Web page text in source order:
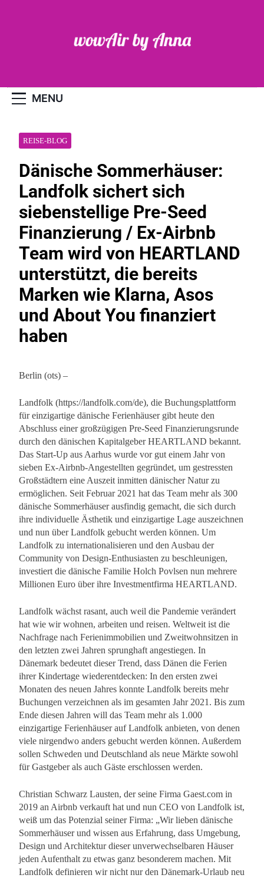
MENU
REISE-BLOG
Dänische Sommerhäuser:
Landfolk sichert sich
siebenstellige Pre-Seed
Finanzierung / Ex-Airbnb
Team wird von HEARTLAND
unterstützt, die bereits
Marken wie Klarna, Asos
und About You finanziert
haben
Berlin (ots) –
Landfolk (https://landfolk.com/de), die Buchungsplattform
für einzigartige dänische Ferienhäuser gibt heute den
Abschluss einer großzügigen Pre-Seed Finanzierungsrunde
durch den dänischen Kapitalgeber HEARTLAND bekannt.
Das Start-Up aus Aarhus wurde vor gut einem Jahr von
sieben Ex-Airbnb-Angestellten gegründet, um gestressten
Großstädtern eine Auszeit inmitten dänischer Natur zu
ermöglichen. Seit Februar 2021 hat das Team mehr als 300
dänische Sommerhäuser ausfindig gemacht, die sich durch
ihre individuelle Ästhetik und einzigartige Lage auszeichnen
und nun über Landfolk gebucht werden können. Um
Landfolk zu internationalisieren und den Ausbau der
Community von Design-Enthusiasten zu beschleunigen,
investiert die dänische Familie Holch Povlsen nun mehrere
Millionen Euro über ihre Investmentfirma HEARTLAND.
Landfolk wächst rasant, auch weil die Pandemie verändert
hat wie wir wohnen, arbeiten und reisen. Weltweit ist die
Nachfrage nach Ferienimmobilien und Zweitwohnsitzen in
den letzten zwei Jahren sprunghaft angestiegen. In
Dänemark bedeutet dieser Trend, dass Dänen die Ferien
ihrer Kindertage wiederentdecken: In den ersten zwei
Monaten des neuen Jahres konnte Landfolk bereits mehr
Buchungen verzeichnen als im gesamten Jahr 2021. Bis zum
Ende diesen Jahren will das Team mehr als 1.000
einzigartige Ferienhäuser auf Landfolk anbieten, von denen
viele nirgendwo anders gebucht werden können. Außerdem
sollen Schweden und Deutschland als neue Märkte sowohl
für Gastgeber als auch Gäste erschlossen werden.
Christian Schwarz Lausten, der seine Firma Gaest.com in
2019 an Airbnb verkauft hat und nun CEO von Landfolk ist,
weiß um das Potenzial seiner Firma: „Wir lieben dänische
Sommerhäuser und wissen aus Erfahrung, dass Umgebung,
Design und Architektur dieser unverwechselbaren Häuser
jeden Aufenthalt zu etwas ganz besonderem machen. Mit
Landfolk definieren wir nicht nur den Dänemark-Urlaub neu